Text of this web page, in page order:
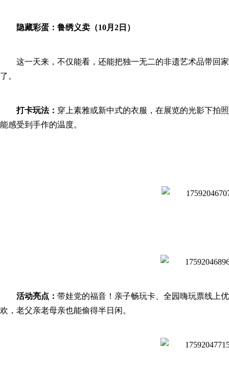
隐藏彩蛋：鲁绣义卖（10月2日）
这一天来，不仅能看，还能把独一无二的非遗艺术品带回
了。
打卡玩法： 穿上素雅或新中式的衣服，在展览的光影下拍
能感受到手作的温度。
活动亮点： 带娃党的福音！亲子畅玩卡、全园嗨玩票线上
欢，老父亲老母亲也能偷得半日闲。